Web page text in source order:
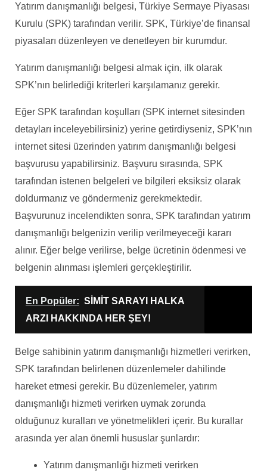
Yatırım danışmanlığı belgesi, Türkiye Sermaye Piyasası
Kurulu (SPK) tarafından verilir. SPK, Türkiye’de finansal
piyasaları düzenleyen ve denetleyen bir kurumdur.
Yatırım danışmanlığı belgesi almak için, ilk olarak
SPK’nın belirlediği kriterleri karşılamanız gerekir.
Eğer SPK tarafından koşulları (SPK internet sitesinden
detayları inceleyebilirsiniz) yerine getirdiyseniz, SPK’nın
internet sitesi üzerinden yatırım danışmanlığı belgesi
başvurusu yapabilirsiniz. Başvuru sırasında, SPK
tarafından istenen belgeleri ve bilgileri eksiksiz olarak
doldurmanız ve göndermeniz gerekmektedir.
Başvurunuz incelendikten sonra, SPK tarafından yatırım
danışmanlığı belgenizin verilip verilmeyeceği kararı
alınır. Eğer belge verilirse, belge ücretinin ödenmesi ve
belgenin alınması işlemleri gerçekleştirilir.
En Popüler: SİMİT SARAYI HALKA
ARZI HAKKINDA HER ŞEY!
Belge sahibinin yatırım danışmanlığı hizmetleri verirken,
SPK tarafından belirlenen düzenlemeler dahilinde
hareket etmesi gerekir. Bu düzenlemeler, yatırım
danışmanlığı hizmeti verirken uymak zorunda
olduğunuz kuralları ve yönetmelikleri içerir. Bu kurallar
arasında yer alan önemli hususlar şunlardır:
Yatırım danışmanlığı hizmeti verirken